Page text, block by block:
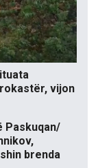
vijon
Paskuqan/
brenda